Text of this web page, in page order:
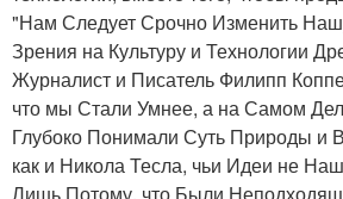
"Нам Следует Срочно Изменить
Зрения на Культуру и Технологии
Журналист и Писатель Филипп
что мы Стали Умнее, а на Самом
Глубоко Понимали Суть Природы и
как и Никола Тесла, чьи Идеи не